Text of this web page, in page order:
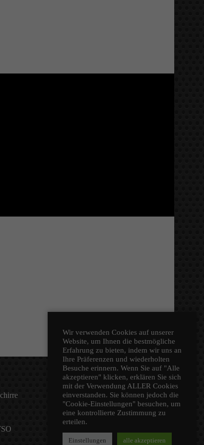
Laborleistungen
sonstige Produkte
Wir verwenden Cookies auf unserer
Website, um Ihnen die bestmögliche
Erfahrung zu bieten, indem wir uns an
Ihre Präferenzen und wiederholten
Besuche erinnern. Wenn Sie auf "Alle
akzeptieren" klicken, erklären Sie sich
mit der Verwendung ALLER Cookies
einverstanden. Sie können jedoch die
"Cookie-Einstellungen" besuchen, um
eine kontrollierte Zustimmung zu
erteilen.
Einstellungen alle akzeptieren